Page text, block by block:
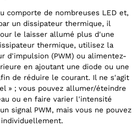
comporte de nombreuses LED et,
un dissipateur thermique, il
le laisser allumé plus d'une
thermique, utilisez la
d'impulsion (PWM) ou alimentez-
en ajoutant une diode ou une
de réduire le courant. Il ne s'agit
» ; vous pouvez allumer/éteindre
ou en faire varier l'intensité
signal PWM, mais vous ne pouvez